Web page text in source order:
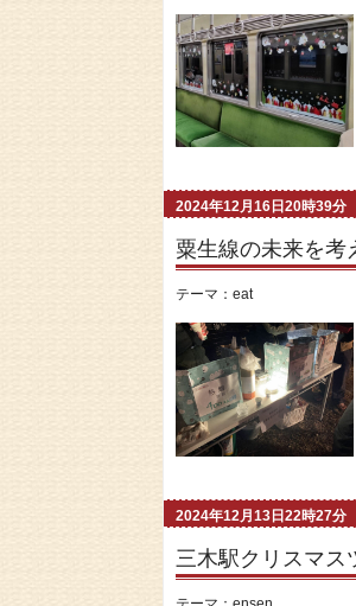
2024年12月16日20時39分
粟生線の未来を考
テーマ： eat
2024年12月13日22時27分
三木駅クリスマス